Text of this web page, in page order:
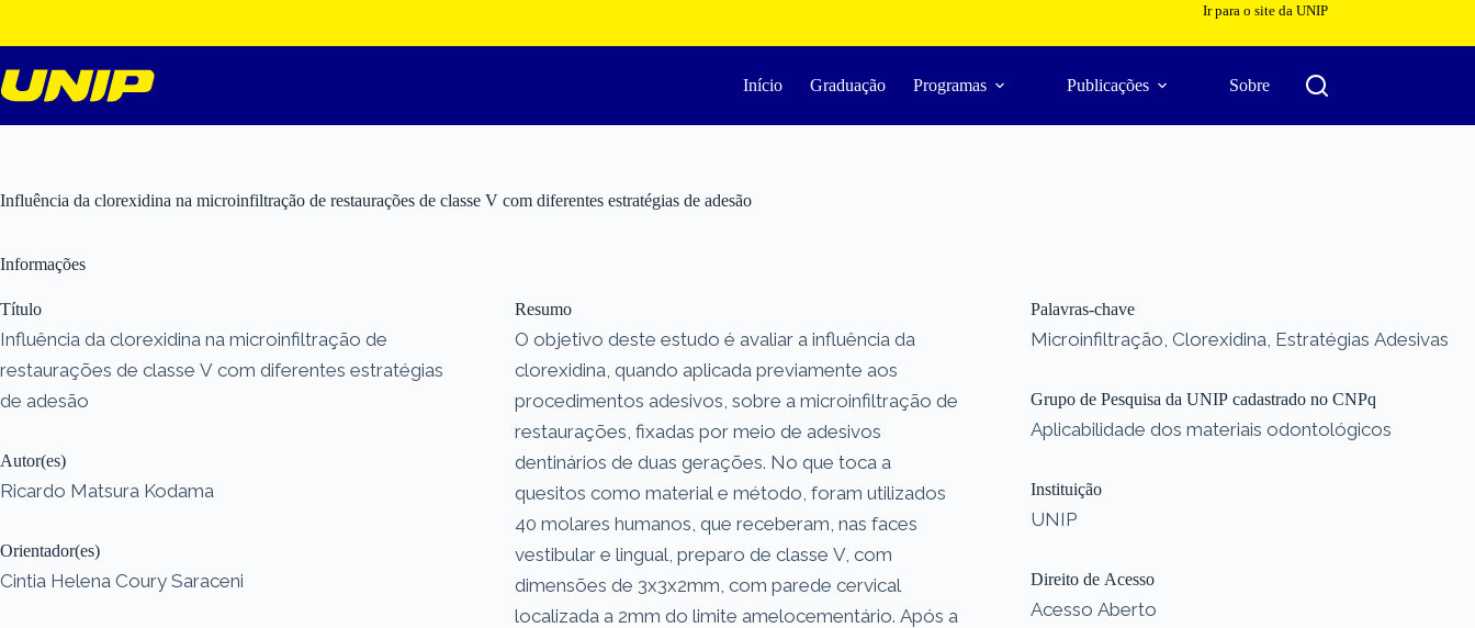
o
conteúdo
Ir para o site da UNIP
Início Graduação Programas Publicações Sobre
Influência da clorexidina na microinfiltração de restaurações de classe V com diferentes estratégias de adesão
Informações
Título
Influência da clorexidina na microinfiltração de
restaurações de classe V com diferentes estratégias
de adesão
Autor(es)
Ricardo Matsura Kodama
Orientador(es)
Cintia Helena Coury Saraceni
Resumo
O objetivo deste estudo é avaliar a influência da
clorexidina, quando aplicada previamente aos
procedimentos adesivos, sobre a microinfiltração de
restaurações, fixadas por meio de adesivos
dentinários de duas gerações. No que toca a
quesitos como material e método, foram utilizados
40 molares humanos, que receberam, nas faces
vestibular e lingual, preparo de classe V, com
dimensões de 3x3x2mm, com parede cervical
localizada a 2mm do limite amelocementário. Após a
Palavras-chave
Microinfiltração, Clorexidina, Estratégias Adesivas
Grupo de Pesquisa da UNIP cadastrado no CNPq
Aplicabilidade dos materiais odontológicos
Instituição
UNIP
Direito de Acesso
Acesso Aberto